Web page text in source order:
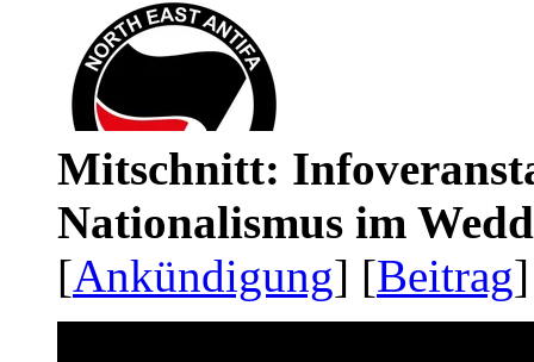
Mitschnitt:
Nationalismus im
[Ankündigung] [Beitrag